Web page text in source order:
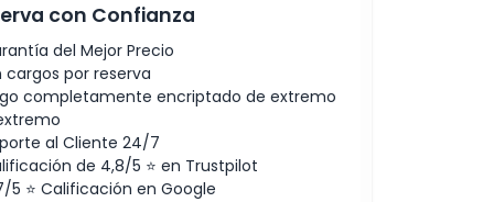
con Confianza
del Mejor Precio
cargos por reserva
completamente encriptado de extremo
al Cliente 24/7
de 4,8/5 ⭐ en Trustpilot
5 ⭐ Calificación en Google